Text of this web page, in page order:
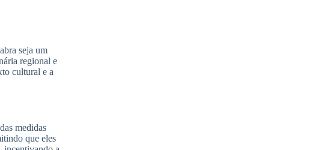
seja um
regional e
cultural e a
medidas
que eles